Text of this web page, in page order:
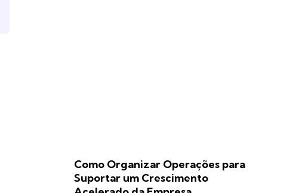
Como Organizar Operações para
Suportar um Crescimento